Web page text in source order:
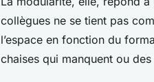
collègues ne se tient pas
l’espace en fonction du
chaises qui manquent ou